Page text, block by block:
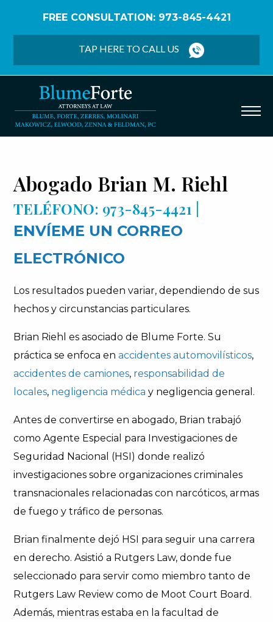
FREE CONSULTATION: 973-845-4421
TAP HERE TO CALL US
Abogado Brian M. Riehl
TELÉFONO: 973-845-4421 |
ENVÍEME UN CORREO
ELECTRÓNICO
Los resultados pueden variar, dependiendo de sus
hechos y circunstancias particulares.
Brian Riehl es asociado de Blume Forte. Su
práctica se enfoca enaccidentes automovilísticos,
accidentes de camiones, responsabilidad de
locales, negligencia médica y negligencia general.
Antes de convertirse en abogado, Brian trabajó
como Agente Especial para Investigaciones de
Seguridad Nacional (HSI) donde realizó
investigaciones sobre organizaciones criminales
transnacionales relacionadas con narcóticos, armas
de fuego y tráfico de personas.
Brian finalmente dejó HSI para seguir una carrera
en derecho. Asistió a Rutgers Law, donde fue
seleccionado para servir como miembro tanto de
Rutgers Law Review como de Moot Court Board.
Además, mientras estaba en la facultad de